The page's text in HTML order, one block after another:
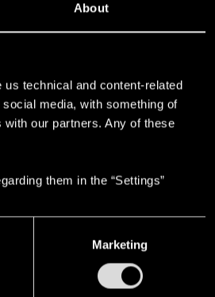
About
us technical and content-related
media, with something of
our partners. Any of these
them in the “Settings”
Marketing
заказа «Бетонная